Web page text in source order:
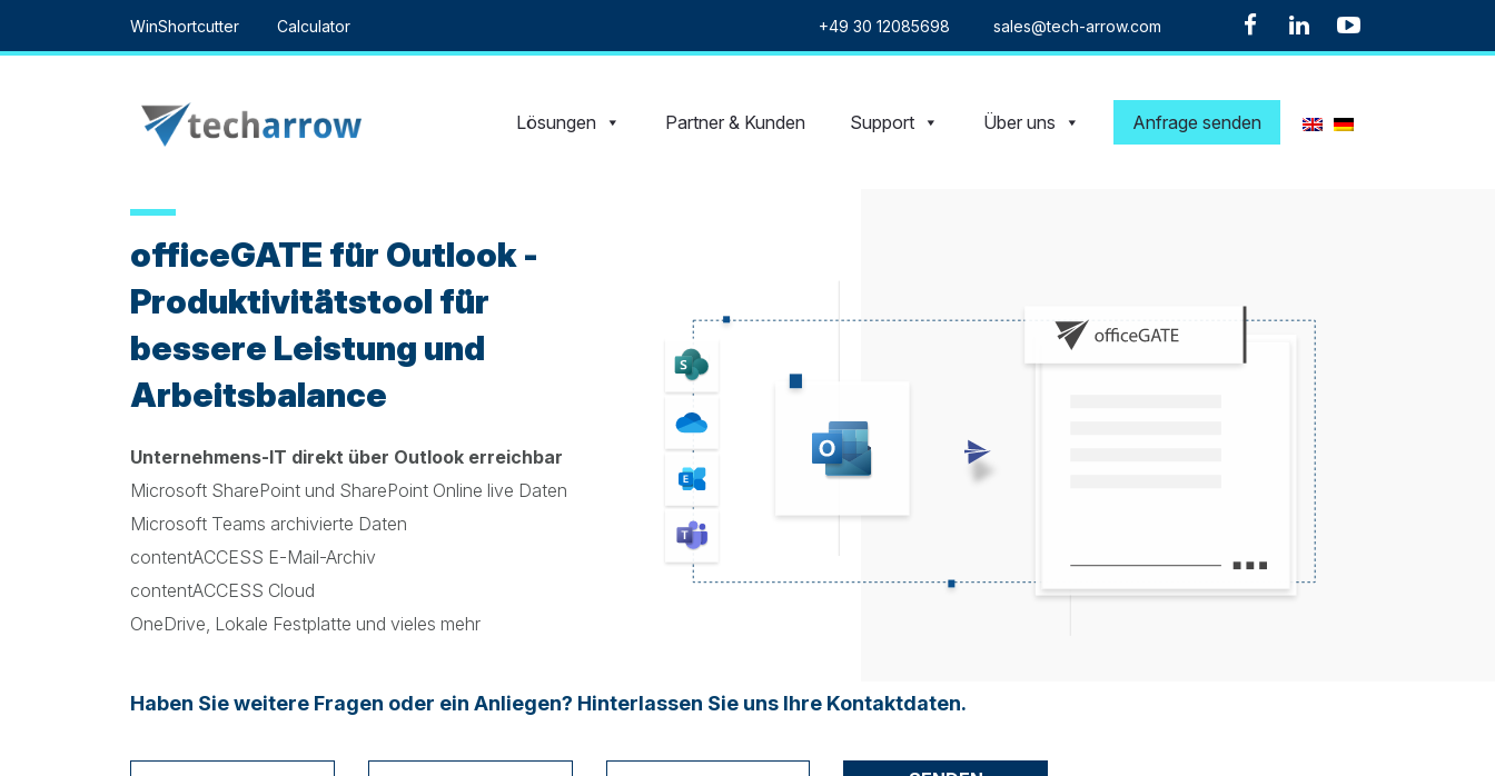
content
WinShortcutter Calculator +49 30 12085698 sales@tech-arrow.com
Lösungen Partner & Kunden Support Über uns Anfrage senden
officeGATE für Outlook -
Produktivitätstool für
bessere Leistung und
Arbeitsbalance
Unternehmens-IT direkt über Outlook erreichbar
Microsoft SharePoint und SharePoint Online live Daten
Microsoft Teams archivierte Daten
contentACCESS E-Mail-Archiv
contentACCESS Cloud
OneDrive, Lokale Festplatte und vieles mehr
Haben Sie weitere Fragen oder ein Anliegen? Hinterlassen Sie uns Ihre Kontaktdaten.